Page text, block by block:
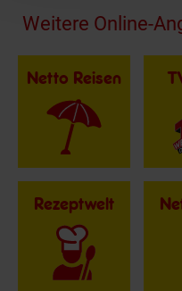
Fußzeile
Weitere Online-
Netto Reisen
Rezeptwelt